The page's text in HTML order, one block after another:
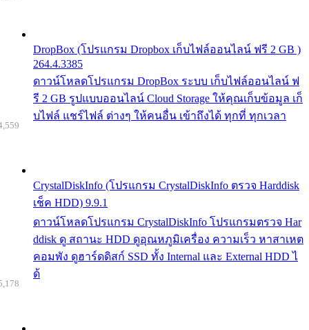
DropBox (โปรแกรม Dropbox เก็บไฟล์ออนไลน์ ฟรี 2 GB )
264.4.3385
ดาวน์โหลดโปรแกรม DropBox ระบบ เก็บไฟล์ออนไลน์ ฟ
รี 2 GB รูปแบบออนไลน์ Cloud Storage ให้คุณเก็บข้อมูล เก็
บไฟล์ แชร์ไฟล์ ต่างๆ ให้คนอื่น เข้าถึงได้ ทุกที่ ทุกเวลา
CrystalDiskInfo (โปรแกรม CrystalDiskInfo ตรวจ Harddisk
เช็ค HDD) 9.9.1
ดาวน์โหลดโปรแกรม CrystalDiskInfo โปรแกรมตรวจ Har
ddisk ดู สถานะ HDD ดูอุณหภูมิเครื่อง ความเร็ว หาสาเหต
คอมพัง ดูฮาร์ดดิสก์ SSD ทั้ง Internal และ External HDD ไ
ด้